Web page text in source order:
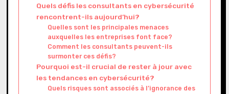
Quels défis les consultants en cybersécurité
rencontrent-ils aujourd’hui?
Quelles sont les principales menaces
auxquelles les entreprises font face?
Comment les consultants peuvent-ils
surmonter ces défis?
Pourquoi est-il crucial de rester à jour avec
les tendances en cybersécurité?
Quels risques sont associés à l’ignorance des